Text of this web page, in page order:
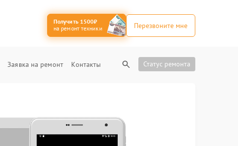
Получить 1500₽
на ремонт техники
Перезвоните мне
Заявка на ремонт Контакты Статус ремонта